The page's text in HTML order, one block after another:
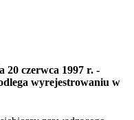
20 czerwca 1997 r. -
wyrejestrowaniu w